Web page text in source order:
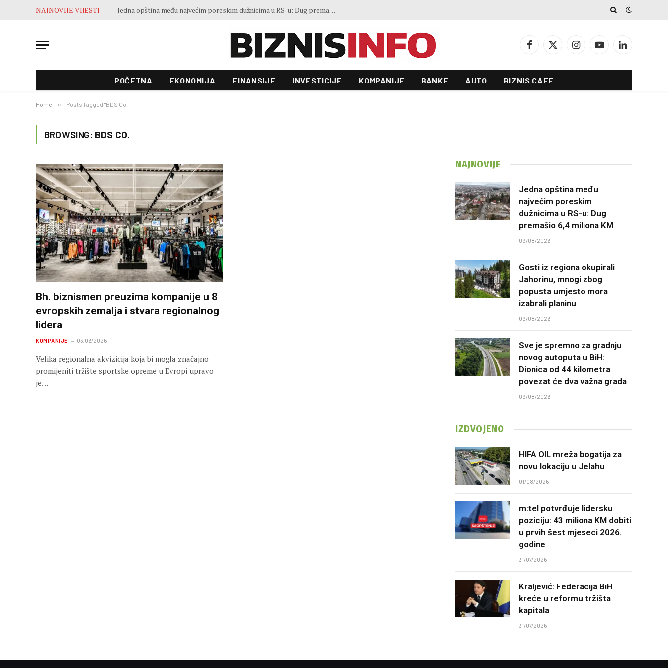
NAJNOVIJE VIJESTI Gosti iz regiona okupirali Jahorinu, mnogi zbog popusta umjesto mora izabrali planinu
Facebook
X
InstagramYouTubeLinkedIn
POČETNA EKONOMIJA FINANSIJE INVESTICIJE KOMPANIJE BANKE AUTO BIZNIS CAFE
Home » Posts Tagged "BDS Co."
BROWSING: BDS CO.
Bh. biznismen preuzima kompanije u 8
evropskih zemalja i stvara regionalnog
lidera
KOMPANIJE 03/06/2026
Velika regionalna akvizicija koja bi mogla značajno
promijeniti tržište sportske opreme u Evropi upravo
je…
NAJNOVIJE
Jedna opština među
najvećim poreskim
dužnicima u RS-u: Dug
premašio 6,4 miliona KM
09/08/2026
Gosti iz regiona okupirali
Jahorinu, mnogi zbog
popusta umjesto mora
izabrali planinu
09/08/2026
Sve je spremno za gradnju
novog autoputa u BiH:
Dionica od 44 kilometra
povezat će dva važna grada
09/08/2026
IZDVOJENO
HIFA OIL mreža bogatija za
novu lokaciju u Jelahu
01/08/2026
m:tel potvrđuje lidersku
poziciju: 43 miliona KM dobiti
u prvih šest mjeseci 2026.
godine
31/07/2026
Kraljević: Federacija BiH
kreće u reformu tržišta
kapitala
31/07/2026